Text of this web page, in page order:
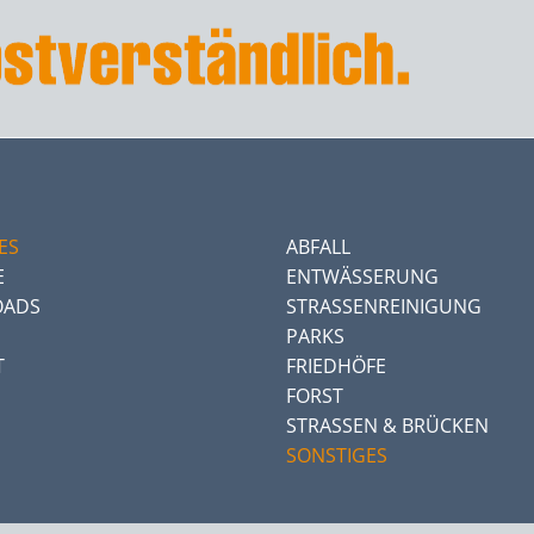
ABFALL
ENTWÄSSERUNG
STRASSENREINIGUNG
PARKS
FRIEDHÖFE
FORST
STRASSEN & BRÜCKEN
SONSTIGES